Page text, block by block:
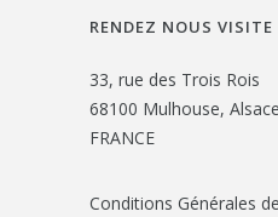
RENDEZ NOUS VISITE
33, rue des Trois Rois
68100 Mulhouse, Alsace
FRANCE
Conditions Générales